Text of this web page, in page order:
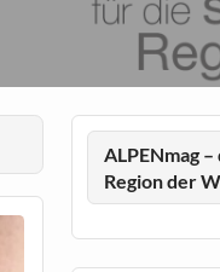
ALPENmag
Region der